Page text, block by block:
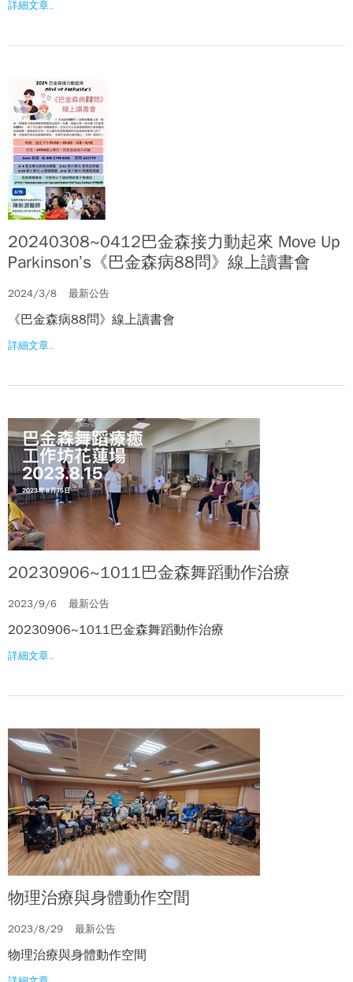
詳細文章..
20240308~0412巴金森接力動起來 Move Up
Parkinson’s《巴金森病88問》線上讀書會
2024/3/8 最新公告
《巴金森病88問》線上讀書會
詳細文章..
20230906~1011巴金森舞蹈動作治療
2023/9/6 最新公告
20230906~1011巴金森舞蹈動作治療
詳細文章..
物理治療與身體動作空間
2023/8/29 最新公告
物理治療與身體動作空間